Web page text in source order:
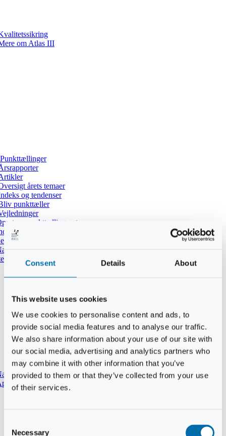
Consent Details About
This website uses cookies
We use cookies to personalise content and ads, to
provide social media features and to analyse our traffic.
We also share information about your use of our site with
our social media, advertising and analytics partners who
may combine it with other information that you’ve
provided to them or that they’ve collected from your use
of their services.
Necessary
om Atlas III
Punkttællinger
årets temaer
og tendenser
punkttæller
ny punkttællingsrute
udført tælling i DOFbasen
dine tidligere punkttællinger
i mørket
til punkttællinger